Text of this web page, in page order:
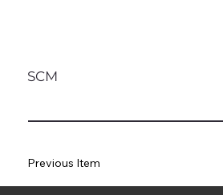
SCM
Previous Item